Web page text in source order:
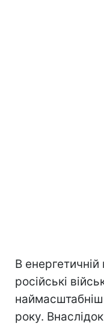
В
російські
року.